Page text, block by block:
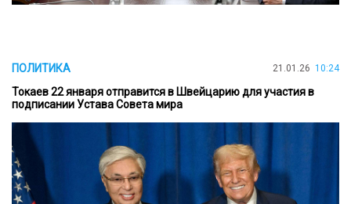
ПОЛИТИКА 21.01.26 10:24
Токаев 22 января отправится в Швейцарию для участия в
подписании Устава Совета мира